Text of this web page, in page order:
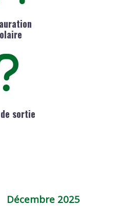
sortie
Décembre 2025